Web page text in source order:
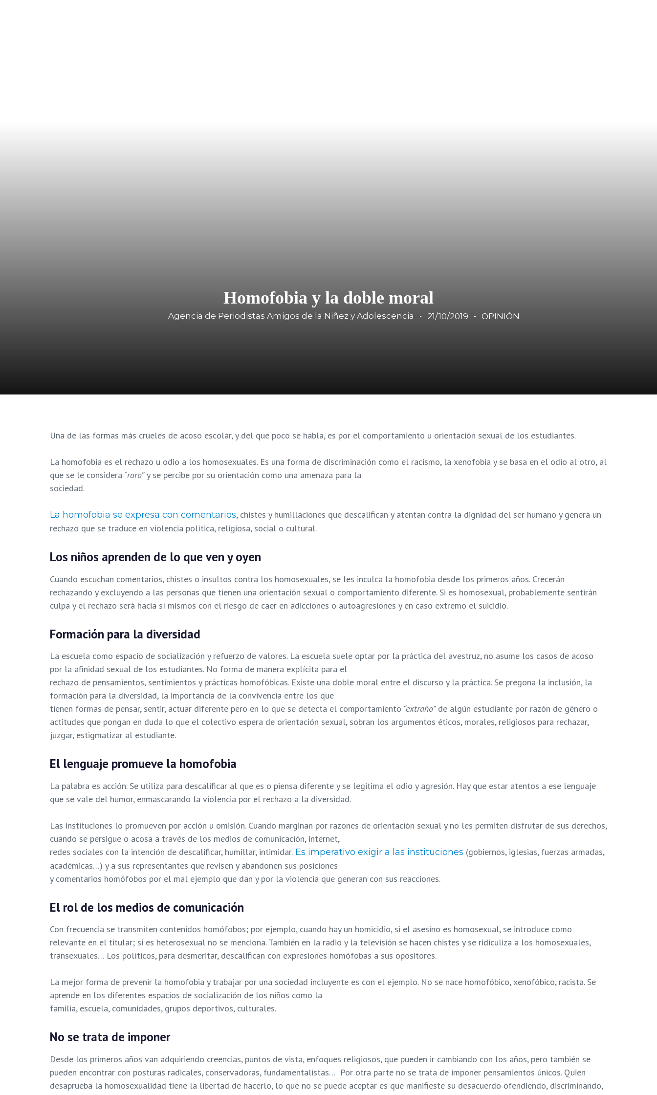
Homofobia y la doble moral
Agencia de Periodistas Amigos de la Niñez y Adolescencia 21/10/2019 OPINIÓN
Una de las formas más crueles de acoso escolar, y del que poco se habla, es por el comportamiento u orientación sexual de los estudiantes.
La homofobia es el rechazo u odio a los homosexuales. Es una forma de discriminación como el racismo, la xenofobia y se basa en el odio al otro, al
que se le considera “raro”y se percibe por su orientación como una amenaza para la
sociedad.
La homofobia se expresa con comentarios, chistes y humillaciones que descalifican y atentan contra la dignidad del ser humano y genera un
rechazo que se traduce en violencia política, religiosa, social o cultural.
Los niños aprenden de lo que ven y oyen
Cuando escuchan comentarios, chistes o insultos contra los homosexuales, se les inculca la homofobia desde los primeros años. Crecerán
rechazando y excluyendo a las personas que tienen una orientación sexual o comportamiento diferente. Si es homosexual, probablemente sentirán
culpa y el rechazo será hacia sí mismos con el riesgo de caer en adicciones o autoagresiones y en caso extremo el suicidio.
Formación para la diversidad
La escuela como espacio de socialización y refuerzo de valores. La escuela suele optar por la práctica del avestruz, no asume los casos de acoso
por la afinidad sexual de los estudiantes. No forma de manera explícita para el
rechazo de pensamientos, sentimientos y prácticas homofóbicas. Existe una doble moral entre el discurso y la práctica. Se pregona la inclusión, la
formación para la diversidad, la importancia de la convivencia entre los que
tienen formas de pensar, sentir, actuar diferente pero en lo que se detecta el comportamiento “extraño”de algún estudiante por razón de género o
actitudes que pongan en duda lo que el colectivo espera de orientación sexual, sobran los argumentos éticos, morales, religiosos para rechazar,
juzgar, estigmatizar al estudiante.
El lenguaje promueve la homofobia
La palabra es acción. Se utiliza para descalificar al que es o piensa diferente y se legitima el odio y agresión. Hay que estar atentos a ese lenguaje
que se vale del humor, enmascarando la violencia por el rechazo a la diversidad.
Las instituciones lo promueven por acción u omisión. Cuando marginan por razones de orientación sexual y no les permiten disfrutar de sus derechos,
cuando se persigue o acosa a través de los medios de comunicación, internet,
redes sociales con la intención de descalificar, humillar, intimidar. Es imperativo exigir a las instituciones (gobiernos, iglesias, fuerzas armadas,
académicas…) y a sus representantes que revisen y abandonen sus posiciones
y comentarios homófobos por el mal ejemplo que dan y por la violencia que generan con sus reacciones.
El rol de los medios de comunicación
Con frecuencia se transmiten contenidos homófobos; por ejemplo, cuando hay un homicidio, si el asesino es homosexual, se introduce como
relevante en el titular; si es heterosexual no se menciona. También en la radio y la televisión se hacen chistes y se ridiculiza a los homosexuales,
transexuales… Los políticos, para desmeritar, descalifican con expresiones homófobas a sus opositores.
La mejor forma de prevenir la homofobia y trabajar por una sociedad incluyente es con el ejemplo. No se nace homofóbico, xenofóbico, racista. Se
aprende en los diferentes espacios de socialización de los niños como la
familia, escuela, comunidades, grupos deportivos, culturales.
No se trata de imponer
Desde los primeros años van adquiriendo creencias, puntos de vista, enfoques religiosos, que pueden ir cambiando con los años, pero también se
pueden encontrar con posturas radicales, conservadoras, fundamentalistas… Por otra parte no se trata de imponer pensamientos únicos. Quien
desaprueba la homosexualidad tiene la libertad de hacerlo, lo que no se puede aceptar es que manifieste su desacuerdo ofendiendo, discriminando,